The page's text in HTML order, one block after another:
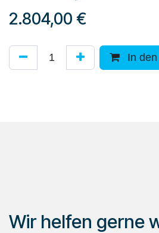
2.804,00 €
In
Wir helfen gerne